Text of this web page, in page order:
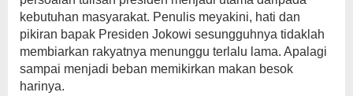
kebutuhan masyarakat. Penulis meyakini, hati dan
pikiran bapak Presiden Jokowi sesungguhnya tidaklah
membiarkan rakyatnya menunggu terlalu lama. Apalagi
sampai menjadi beban memikirkan makan besok
harinya.